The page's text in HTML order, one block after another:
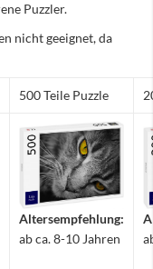
Puzzler.
nicht geeignet, da
500 Teile Puzzle
Altersempfehlung:
ab ca. 8-10 Jahren